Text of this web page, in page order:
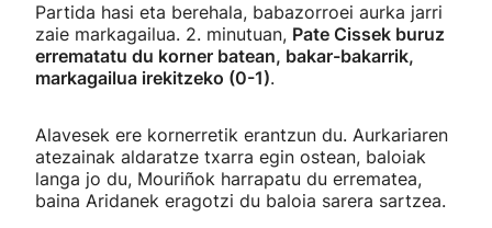
Partida hasi eta berehala, babazorroei aurka jarri
zaie markagailua. 2. minutuan, Pate Cissek buruz
errematatu du korner batean, bakar-bakarrik,
markagailua irekitzeko (0-1).
Alavesek ere kornerretik erantzun du. Aurkariaren
atezainak aldaratze txarra egin ostean, baloiak
langa jo du, Mouriñok harrapatu du errematea,
baina Aridanek eragotzi du baloia sarera sartzea.